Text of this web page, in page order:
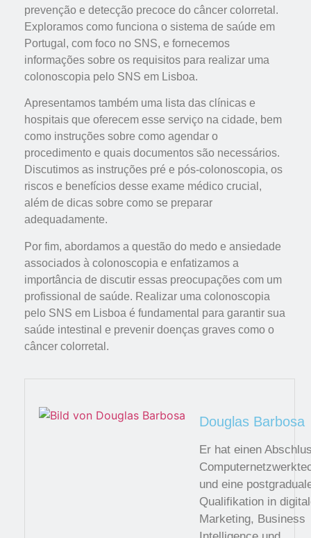
prevenção e detecção precoce do câncer colorretal.
Exploramos como funciona o sistema de saúde em
Portugal, com foco no SNS, e fornecemos
informações sobre os requisitos para realizar uma
colonoscopia pelo SNS em Lisboa.
Apresentamos também uma lista das clínicas e
hospitais que oferecem esse serviço na cidade, bem
como instruções sobre como agendar o
procedimento e quais documentos são necessários.
Discutimos as instruções pré e pós-colonoscopia, os
riscos e benefícios desse exame médico crucial,
além de dicas sobre como se preparar
adequadamente.
Por fim, abordamos a questão do medo e ansiedade
associados à colonoscopia e enfatizamos a
importância de discutir essas preocupações com um
profissional de saúde. Realizar uma colonoscopia
pelo SNS em Lisboa é fundamental para garantir sua
saúde intestinal e prevenir doenças graves como o
câncer colorretal.
Douglas Barbosa
Er hat einen
und eine
Qualifikation in
Marketing, Business